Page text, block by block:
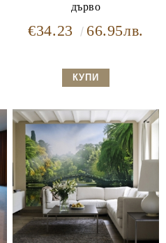
дърво
€34.23 66.95лв.